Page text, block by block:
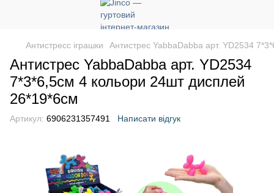
Антистресс іграшки Антистрес YabbaDabba арт. YD2534
Антистрес YabbaDabba арт. YD2534
7*3*6,5см 4 кольори 24шт дисплей
26*19*6см
Артикул: 6906231357491 Написати відгук